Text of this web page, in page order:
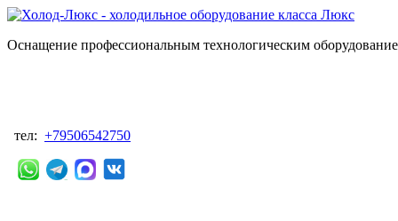
Оснащение профессиональным технологическим
тел: +79506542750